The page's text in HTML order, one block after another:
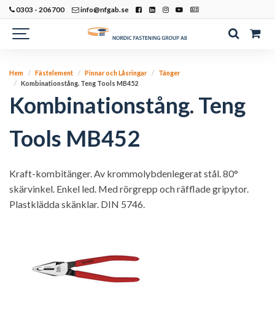
0303 - 206700 info@nfgab.se
Hem Fästelement Pinnar och Låsringar
Tänger
Kombinationstång. Teng Tools MB452
Kombinationstång. Teng
Tools MB452
Kraft-kombitänger. Av krommolybdenlegerat stål. 80°
skärvinkel. Enkel led. Med rörgrepp och räfflade gripytor.
Plastklädda skänklar. DIN 5746.